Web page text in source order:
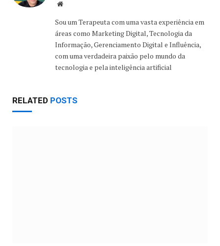
Website
Sou um Terapeuta com uma vasta experiência em
áreas como Marketing Digital, Tecnologia da
Informação, Gerenciamento Digital e Influência,
com uma verdadeira paixão pelo mundo da
tecnologia e pela inteligência artificial
RELATED POSTS